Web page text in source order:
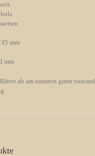
mm
mm
ab am sonnten guter zustand